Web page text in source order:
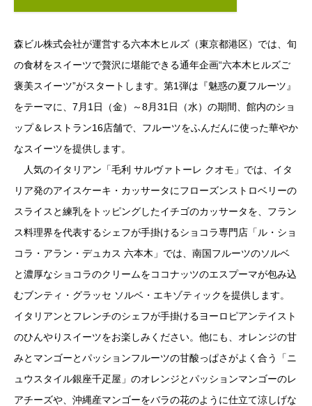
森ビル株式会社が運営する六本木ヒルズ（東京都港区）では、旬
の食材をスイーツで贅沢に堪能できる通年企画“六本木ヒルズご
褒美スイーツ”がスタートします。第1弾は『魅惑の夏フルーツ』
をテーマに、7月1日（金）～8月31日（水）の期間、館内のショ
ップ＆レストラン16店舗で、フルーツをふんだんに使った華やか
なスイーツを提供します。
人気のイタリアン「毛利 サルヴァトーレ クオモ」では、イタ
リア発のアイスケーキ・カッサータにフローズンストロベリーの
スライスと練乳をトッピングしたイチゴのカッサータを、フラン
ス料理界を代表するシェフが手掛けるショコラ専門店「ル・ショ
コラ・アラン・デュカス 六本木」では、南国フルーツのソルベ
と濃厚なショコラのクリームをココナッツのエスプーマが包み込
むブンティ・グラッセ ソルベ・エキゾティックを提供します。
イタリアンとフレンチのシェフが手掛けるヨーロピアンテイスト
のひんやりスイーツをお楽しみください。他にも、オレンジの甘
みとマンゴーとパッションフルーツの甘酸っぱさがよく合う「ニ
ュウスタイル銀座千疋屋」のオレンジとパッションマンゴーのレ
アチーズや、沖縄産マンゴーをバラの花のように仕立て涼しげな